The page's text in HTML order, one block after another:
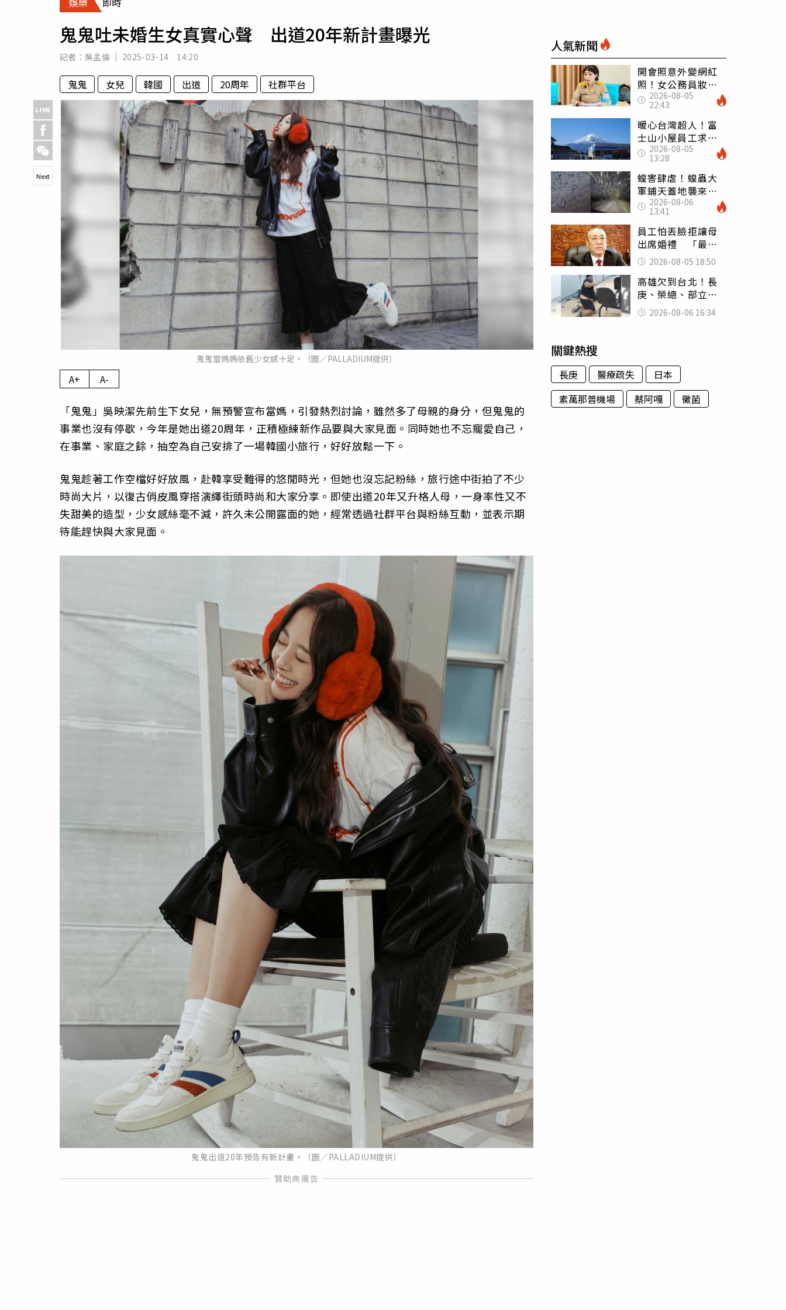
專欄
房產新勢力
運勢
鬼鬼吐未婚生女真實心聲 出道20年新計畫曝光
記者： 吳孟倫 2025-03-14 14:20
鬼鬼 女兒 韓國 出道 20周年 社群平台
鬼鬼當媽媽依舊少女感十足。（圖／PALLADIUM提供）
Next
A+ A-
「鬼鬼」吳映潔先前生下女兒，無預警宣布當媽，引發熱烈討論，雖然多了母親的身分，但鬼鬼的
事業也沒有停歇，今年是她出道20周年，正積極練新作品要與大家見面。同時她也不忘寵愛自己，
在事業、家庭之餘，抽空為自己安排了一場韓國小旅行，好好放鬆一下。
鬼鬼趁著工作空檔好好放風，赴韓享受難得的悠閒時光，但她也沒忘記粉絲，旅行途中街拍了不少
時尚大片，以復古俏皮風穿搭演繹街頭時尚和大家分享。即使出道20年又升格人母，一身率性又不
失甜美的造型，少女感絲毫不減，許久未公開露面的她，經常透過社群平台與粉絲互動，並表示期
待能趕快與大家見面。
鬼鬼出道20年預告有新計畫。（圖／PALLADIUM提供）
人氣新聞
開會照意外變網紅
照！女公務員妝容
掀2千則留言 本人
怒嗆：化妝有錯嗎
2026-08-05
22:43
暖心台灣超人！富
士山小屋員工求助
「想活下去」 山
友狂背物資上山：
台灣真的是寶島
2026-08-05
13:28
蝗害肆虐！蝗蟲大
軍鋪天蓋地襲來宛
如末日 網驚：聖
經十災
2026-08-06
13:41
員工怕丟臉拒讓母
出席婚禮 「最愛
發錢老闆」震怒開
除：我看不起你
2026-08-05 18:50
高雄欠到台北！長
庚、榮總、部立醫
院都受害 「醫療
暴力男」離譜紀錄
2026-08-06 16:34
關鍵熱搜
長庚 醫療疏失
日本
素萬那普機場
蔡阿嘎 黴菌